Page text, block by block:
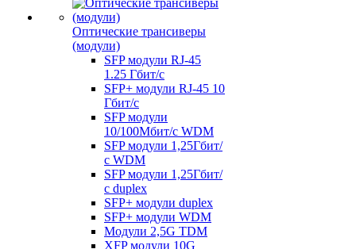
Оптические трансиверы
(модули)
SFP модули RJ-45
1.25 Гбит/c
SFP+ модули RJ-45 10
Гбит/c
SFP модули
10/100Мбит/с WDM
SFP модули 1,25Гбит/
с WDM
SFP модули 1,25Гбит/
с duplex
SFP+ модули duplex
SFP+ модули WDM
Модули 2,5G TDM
XFP модули 10G